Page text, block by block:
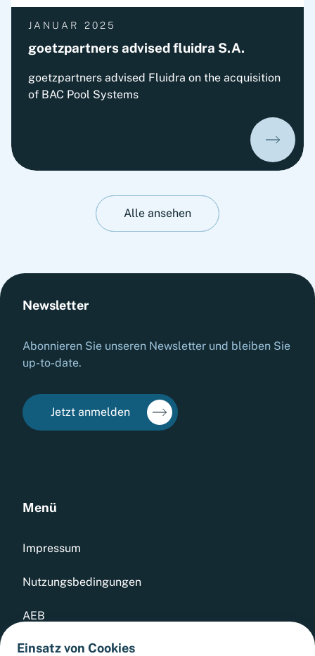
JANUAR 2025
goetzpartners advised fluidra S.A.
goetzpartners advised Fluidra on the acquisition
of BAC Pool Systems
Alle ansehen
Menü
Impressum
Nutzungsbedingungen
AEB
Datenschutz
Newsletter
Abonnieren Sie unseren Newsletter und bleiben Sie
up-to-date.
Jetzt anmelden
Einsatz von Cookies